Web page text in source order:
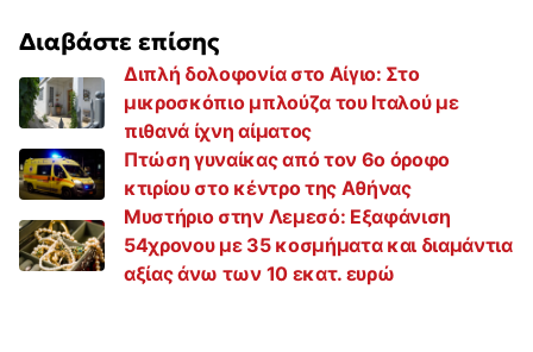
Διαβάστε επίσης
Διπλή δολοφονία στο Αίγιο: Στο
μικροσκόπιο μπλούζα του Ιταλού με
πιθανά ίχνη αίματος
Πτώση γυναίκας από τον 6ο όροφο
κτιρίου στο κέντρο της Αθήνας
Μυστήριο στην Λεμεσό: Εξαφάνιση
54χρονου με 35 κοσμήματα και διαμάντια
αξίας άνω των 10 εκατ. ευρώ